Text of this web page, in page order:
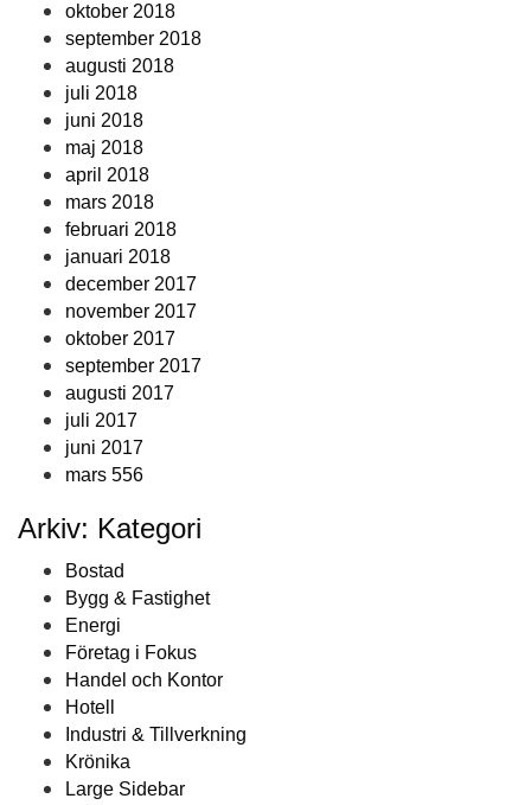
oktober 2018
september 2018
augusti 2018
juli 2018
juni 2018
maj 2018
april 2018
mars 2018
februari 2018
januari 2018
december 2017
november 2017
oktober 2017
september 2017
augusti 2017
juli 2017
juni 2017
mars 556
Arkiv: Kategori
Bostad
Bygg & Fastighet
Energi
Företag i Fokus
Handel och Kontor
Hotell
Industri & Tillverkning
Krönika
Large Sidebar